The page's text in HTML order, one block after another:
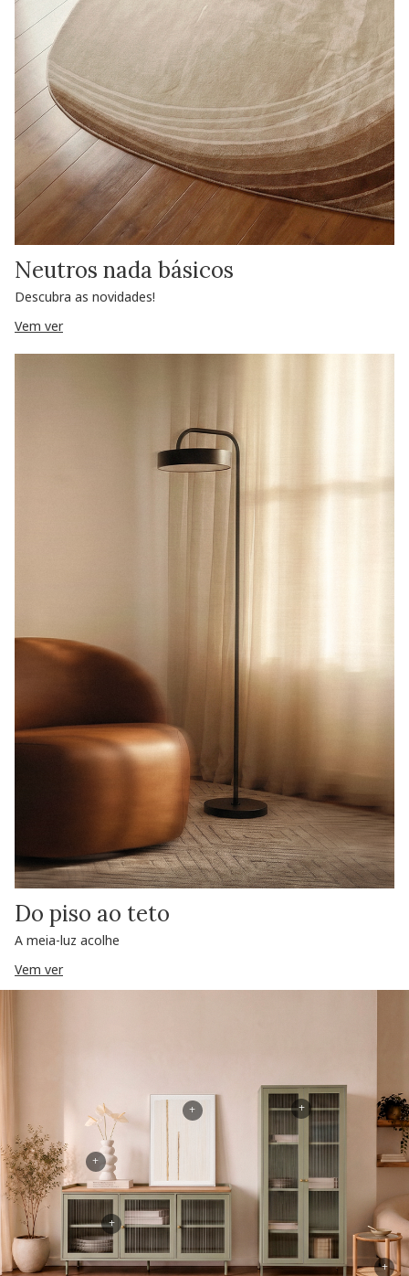
Neutros nada básicos
Descubra as novidades!
Vem ver
Do piso ao teto
A meia-luz acolhe
Vem ver
+
+
+
+
+